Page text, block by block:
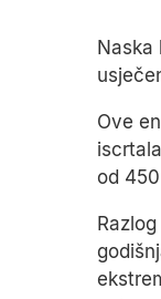
Ove
od